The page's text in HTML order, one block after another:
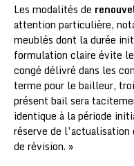
Les modalités de
attention particulière,
meublés dont la durée
formulation claire évite
congé délivré dans les
terme pour le bailleur,
présent bail sera
identique à la période
réserve de
de révision. »